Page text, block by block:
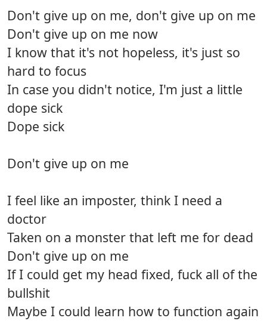
Don't give up on me, don't give up on me
Don't give up on me now
I know that it's not hopeless, it's just so
hard to focus
In case you didn't notice, I'm just a little
dope sick
Dope sick
Don't give up on me
I feel like an imposter, think I need a
doctor
Taken on a monster that left me for dead
Don't give up on me
If I could get my head fixed, fuck all of the
bullshit
Maybe I could learn how to function again